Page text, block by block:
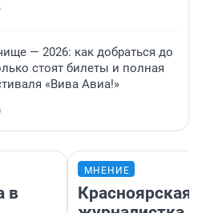
— 2026: как добраться до
стоят билеты и полная
«Вива Авиа!»
в
МНЕНИЕ
Красноярская